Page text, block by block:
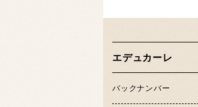
エデュカーレ
バックナンバー